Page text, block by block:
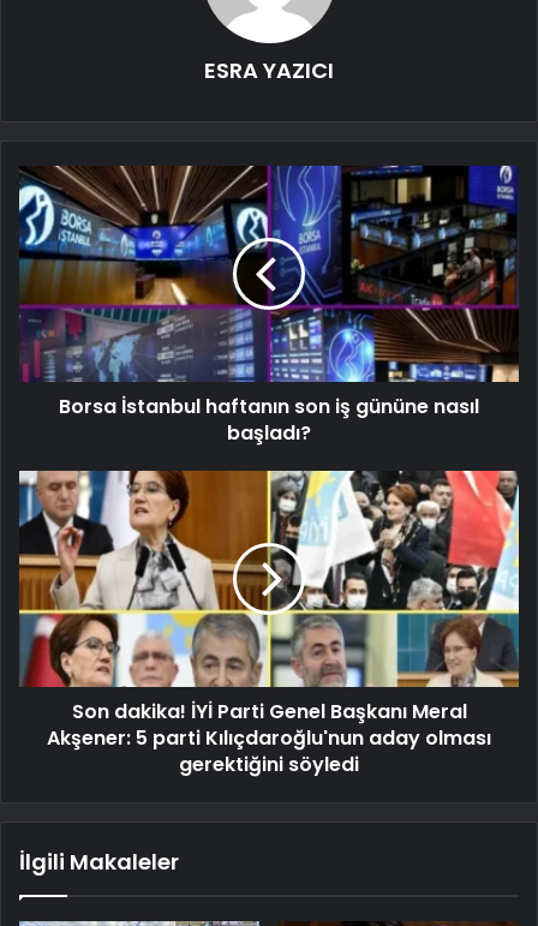
ESRA YAZICI
Borsa İstanbul haftanın son iş gününe nasıl
başladı?
Son dakika! İYİ Parti Genel Başkanı Meral
Akşener: 5 parti Kılıçdaroğlu'nun aday olması
gerektiğini söyledi
İlgili Makaleler